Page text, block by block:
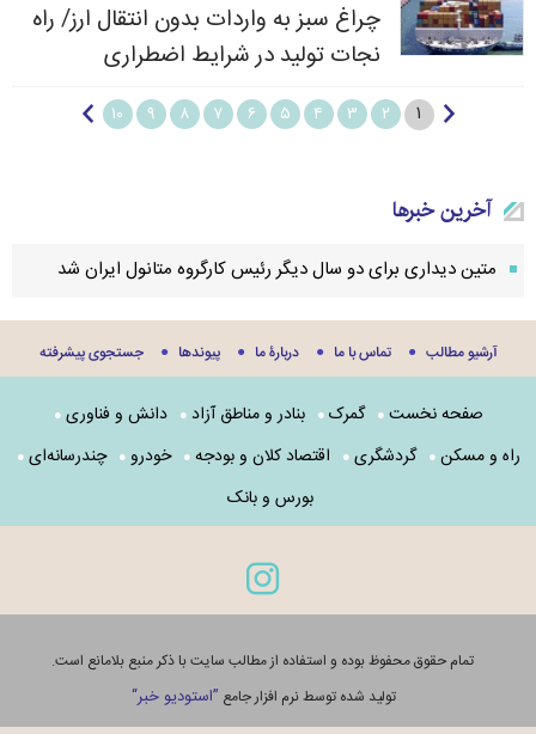
چراغ سبز به واردات بدون انتقال ارز/ راه
نجات تولید در شرایط اضطراری
۱ ۲ ۳ ۴ ۵ ۶ ۷ ۸ ۹ ۱۰
آخرین خبرها
متین دیداری برای دو سال دیگر رئیس کارگروه متانول ایران شد
آرشیو مطالب تماس با ما دربارۀ ما پيوندها جستجوی پيشرفته
صفحه نخست گمرک بنادر و مناطق آزاد
دانش و فناوری
راه و مسکن
گردشگری اقتصاد کلان و بودجه خودرو
چندرسانه‌ای
بورس و بانک
تمام حقوق محفوظ بوده و استفاده از مطالب سایت با ذکر منبع بلامانع است.
توليد شده توسط نرم افزار جامع ”استوديو خبر“